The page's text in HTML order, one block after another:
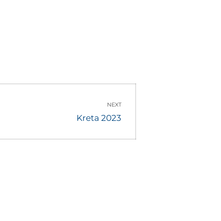
NEXT
Next
Kreta 2023